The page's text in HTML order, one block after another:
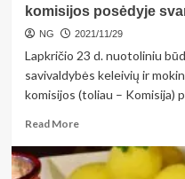
komisijos posėdyje
NG 2021/11/29
Lapkričio 23 d. nuotoliniu
savivaldybės keleivių ir
komisijos (toliau – Komisija)
Read MoreRead
about
Keleivių